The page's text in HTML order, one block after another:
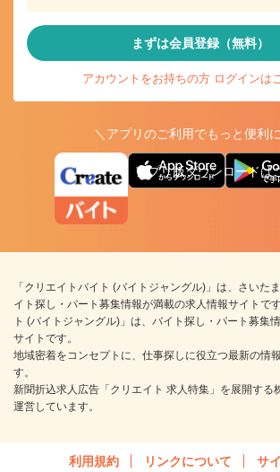
まずは会員登録（無料）
アカウントをお持ちの方 ログインは
＼アプリのご利用でもっと便利
アプリ版ダウンロードは
「クリエイトバイト (バイトジャングル)」は、さいた
イト探し・パート募集情報が満載の求人情報サイトで
ト (バイトジャングル)」は、バイト探し・パート募集
サイトです。
地域密着をコンセプトに、仕事探しに役立つ最新の情
す。
新聞折込求人広告「クリエイト 求人特集」を展開する
運営しています。
利用規約 リンクについて サ